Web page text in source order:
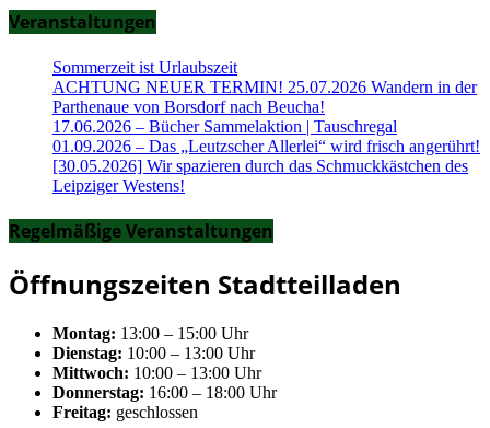
Veranstaltungen
Sommerzeit ist Urlaubszeit
ACHTUNG NEUER TERMIN! 25.07.2026 Wandern in der
Parthenaue von Borsdorf nach Beucha!
17.06.2026 – Bücher Sammelaktion | Tauschregal
01.09.2026 – Das „Leutzscher Allerlei“ wird frisch angerührt!
[30.05.2026] Wir spazieren durch das Schmuckkästchen des
Leipziger Westens!
Regelmäßige Veranstaltungen
Öffnungszeiten Stadtteilladen
Montag: 13:00 – 15:00 Uhr
Dienstag: 10:00 – 13:00 Uhr
Mittwoch: 10:00 – 13:00 Uhr
Donnerstag: 16:00 – 18:00 Uhr
Freitag: geschlossen